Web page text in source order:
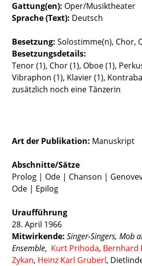
Gattung(en) Oper/Musiktheater
Sprache (Text) Deutsch
Besetzung Solostimme(n) Chor
Besetzungsdetails
Tenor (1), Chor (1), Oboe (1),
Vibraphon (1), Klavier (1),
zusätzlich noch eine Tänzerin
Art der Publikation Manuskript
Abschnitte/Sätze
Prolog | Ode | Chanson |
Ode | Epilog
Uraufführung
28. April 1966
Mitwirkende: Singer-Singers, Mob
Ensemble, Kurt Prihoda, Bernhard
Zykan, Heinz Karl Gruberl,